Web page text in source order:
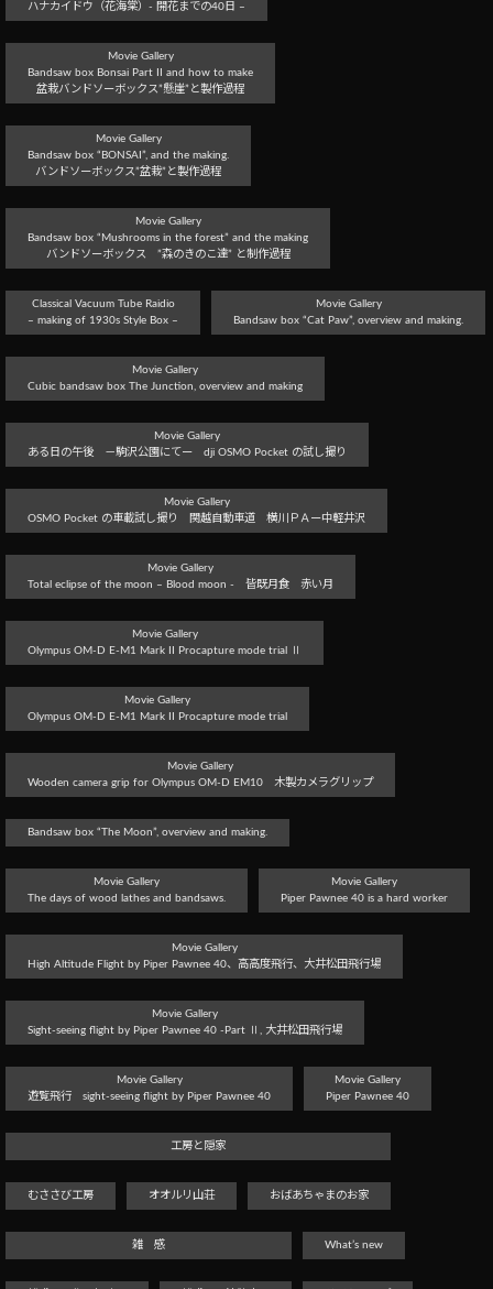
ハナカイドウ（花海棠）- 開花までの40日 –
Movie Gallery
Bandsaw box Bonsai Part II and how to make
盆栽バンドソーボックス”懸崖”と製作過程
Movie Gallery
Bandsaw box “BONSAI”, and the making.
バンドソーボックス”盆栽”と製作過程
Movie Gallery
Bandsaw box “Mushrooms in the forest” and the making
バンドソーボックス ”森のきのこ達” と制作過程
Classical Vacuum Tube Raidio
– making of 1930s Style Box –
Movie Gallery
Bandsaw box “Cat Paw”, overview and making.
Movie Gallery
Cubic bandsaw box The Junction, overview and making
Movie Gallery
ある日の午後 －駒沢公園にてー dji OSMO Pocket の試し撮り
Movie Gallery
OSMO Pocket の車載試し撮り 関越自動車道 横川ＰＡー中軽井沢
Movie Gallery
Total eclipse of the moon – Blood moon - 皆既月食 赤い月
Movie Gallery
Olympus OM-D E-M1 Mark II Procapture mode trial Ⅱ
Movie Gallery
Olympus OM-D E-M1 Mark II Procapture mode trial
Movie Gallery
Wooden camera grip for Olympus OM-D EM10 木製カメラグリップ
Bandsaw box “The Moon”, overview and making.
Movie Gallery
The days of wood lathes and bandsaws.
Movie Gallery
Piper Pawnee 40 is a hard worker
Movie Gallery
High Altitude Flight by Piper Pawnee 40、高高度飛行、大井松田飛行場
Movie Gallery
Sight-seeing flight by Piper Pawnee 40 -Part Ⅱ, 大井松田飛行場
Movie Gallery
遊覧飛行 sight-seeing flight by Piper Pawnee 40
Movie Gallery
Piper Pawnee 40
工房と隠家
むささび工房 オオルリ山荘 おばあちゃまのお家
雑 感 What’s new